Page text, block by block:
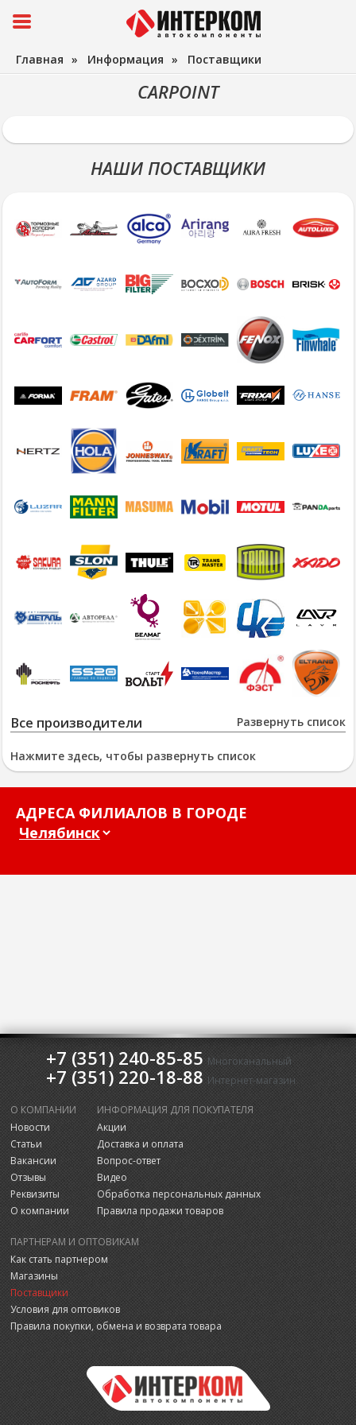
Главная » Информация » Поставщики
CARPOINT
НАШИ ПОСТАВЩИКИ
Развернуть список
Все производители
Нажмите здесь, чтобы развернуть список
АДРЕСА ФИЛИАЛОВ В ГОРОДЕ
+7 (351) 240-85-85 Многоканальный
+7 (351) 220-18-88 Интернет-магазин
О КОМПАНИИ
Новости
Статьи
Вакансии
Отзывы
Реквизиты
О компании
ИНФОРМАЦИЯ ДЛЯ ПОКУПАТЕЛЯ
Акции
Доставка и оплата
Вопрос-ответ
Видео
Обработка персональных данных
Правила продажи товаров
ПАРТНЕРАМ И ОПТОВИКАМ
Как стать партнером
Магазины
Поставщики
Условия для оптовиков
Правила покупки, обмена и возврата товара